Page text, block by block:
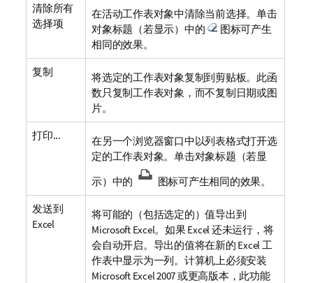
清除所有
选择项
在活动工作表对象中清除当前选择。单击
对象标题（若显示）中的
图标可产生
相同的效果。
复制
将选定的工作表对象复制到剪贴板。此函
数只复制工作表对象，而不复制日期或图
片。
打印...
在另一个浏览器窗口中以列表格式打开选
定的工作表对象。单击对象标题（若显
示）中的
图标可产生相同的效果。
发送到
Excel
将可能的（包括选定的）值导出到
Microsoft Excel。如果 Excel 还未运行，将
会自动开启。导出的值将在新的 Excel 工
作表中显示为一列。计算机上必须安装
Microsoft Excel 2007 或更高版本，此功能